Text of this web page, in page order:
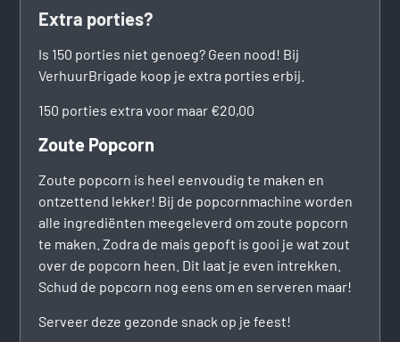
Extra porties?
Is 150 porties niet genoeg? Geen nood! Bij
VerhuurBrigade koop je extra porties erbij.
150 porties extra voor maar €20,00
Zoute Popcorn
Zoute popcorn is heel eenvoudig te maken en
ontzettend lekker! Bij de popcornmachine worden
alle ingrediënten meegeleverd om zoute popcorn
te maken. Zodra de mais gepoft is gooi je wat zout
over de popcorn heen. Dit laat je even intrekken.
Schud de popcorn nog eens om en serveren maar!
Serveer deze gezonde snack op je feest!